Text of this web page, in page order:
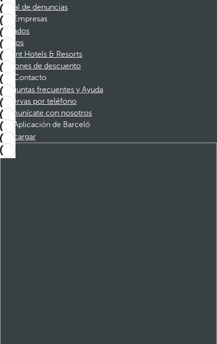
Canal de denuncias
Empresas
Afiliados
Socios
Dorint Hotels & Resorts
Cupones de descuento
Contacto
Preguntas frecuentes y Ayuda
Reservas por teléfono
Comunícate con nosotros
Aplicación de Barceló
Descargar